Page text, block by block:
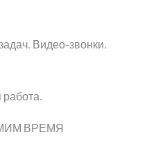
Видео-звонки.
работа.
ВРЕМЯ